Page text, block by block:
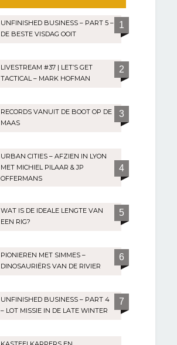
UNFINISHED BUSINESS – PART 5 –
DE BESTE VISDAG OOIT
1
LIVESTREAM #37 | LET’S GET
TACTICAL – MARK HOFMAN
2
RECORDS VANUIT DE BOOT OP DE
MAAS
3
URBAN CITIES – AFZIEN IN LYON
MET MICHIEL PILAAR & JP
OFFERMANS
4
WAT IS DE IDEALE LENGTE VAN
EEN RIG?
5
PIONIEREN MET SIMMES –
DINOSAURIËRS VAN DE RIVIER
6
UNFINISHED BUSINESS – PART 4
– LOT MISSIE IN DE LATE WINTER
7